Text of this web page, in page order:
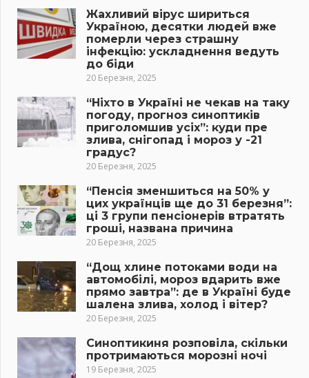
Жахливий вірус шириться
Україною, десятки людей вже
померли через страшну
інфекцію: ускладнення ведуть
до біди
20 Березня, 2025
“Ніхто в Україні не чекав на таку
погоду, прогноз синоптиків
приголомшив усіх”: куди пре
злива, снігопад і мороз у -21
градус?
20 Березня, 2025
“Пенсія зменшиться на 50% у
цих українців ще до 31 березня”:
ці 3 групи пенсіонерів втратять
гроші, названа причина
20 Березня, 2025
“Дощ хлине потоками води на
автомобілі, мороз вдарить вже
прямо завтра”: де в Україні буде
шалена злива, холод і вітер?
20 Березня, 2025
Синоптикиня розповіла, скільки
протримаються морозні ночі
19 Березня, 2025